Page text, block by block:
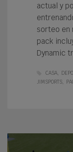
actual y
sorteo en
pack
Dynamic
CASA
JIMSPORTS